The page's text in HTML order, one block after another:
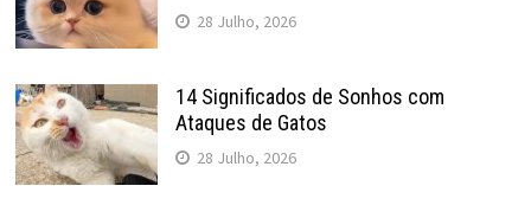
28 Julho, 2026
14 Significados de Sonhos com
Ataques de Gatos
28 Julho, 2026